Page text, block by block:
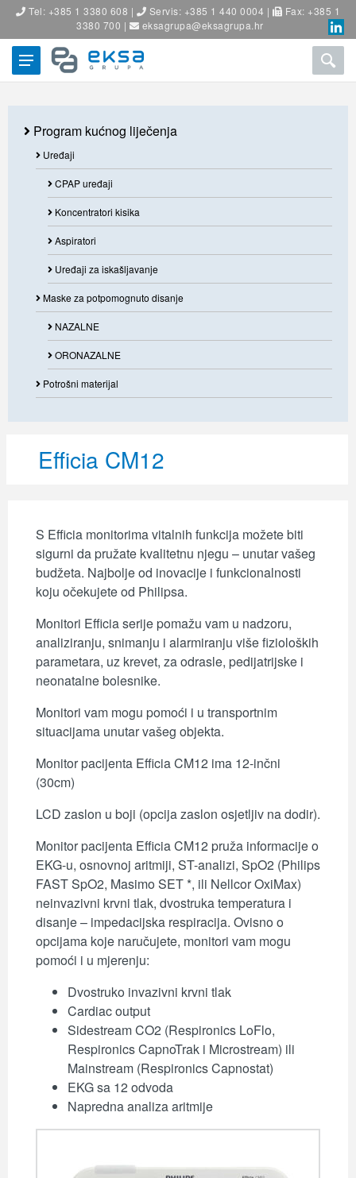
Tel: +385 1 3380 608 | Servis: +385 1 440 0004 |
Fax: +385 1
3380 700 |
eksagrupa@eksagrupa.hr
Program kućnog liječenja
Uređaji
CPAP uređaji
Koncentratori kisika
Aspiratori
Uređaji za iskašljavanje
Maske za potpomognuto disanje
NAZALNE
ORONAZALNE
Potrošni materijal
Efficia CM12
S Efficia monitorima vitalnih funkcija možete biti
sigurni da pružate kvalitetnu njegu – unutar vašeg
budžeta. Najbolje od inovacije i funkcionalnosti
koju očekujete od Philipsa.
Monitori Efficia serije pomažu vam u nadzoru,
analiziranju, snimanju i alarmiranju više fizioloških
parametara, uz krevet, za odrasle, pedijatrijske i
neonatalne bolesnike.
Monitori vam mogu pomoći i u transportnim
situacijama unutar vašeg objekta.
Monitor pacijenta Efficia CM12 ima 12-inčni
(30cm)
LCD zaslon u boji (opcija zaslon osjetljiv na dodir).
Monitor pacijenta Efficia CM12 pruža informacije o
EKG-u, osnovnoj aritmiji, ST-analizi, SpO2 (Philips
FAST SpO2, Masimo SET *, ili Nellcor OxiMax)
neinvazivni krvni tlak, dvostruka temperatura i
disanje – impedacijska respiracija. Ovisno o
opcijama koje naručujete, monitori vam mogu
pomoći i u mjerenju:
Dvostruko invazivni krvni tlak
Cardiac output
Sidestream CO2 (Respironics LoFlo,
Respironics CapnoTrak i Microstream) ili
Mainstream (Respironics Capnostat)
EKG sa 12 odvoda
Napredna analiza aritmije